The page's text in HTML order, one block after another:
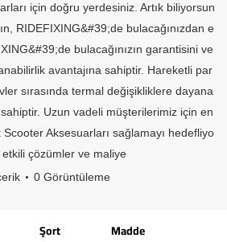
için doğru yerdesiniz. Artık biliyorsun
RIDEFIXING&#39;de bulacağınızdan e
bulacağınızın garantisini ve
avantajına sahiptir. Hareketli par
sırasında termal değişikliklere dayana
Uzun vadeli müşterilerimiz için en
Aksesuarları sağlamayı hedefliyo
etkili çözümler ve maliye
0 Görüntüleme
Şort Madde